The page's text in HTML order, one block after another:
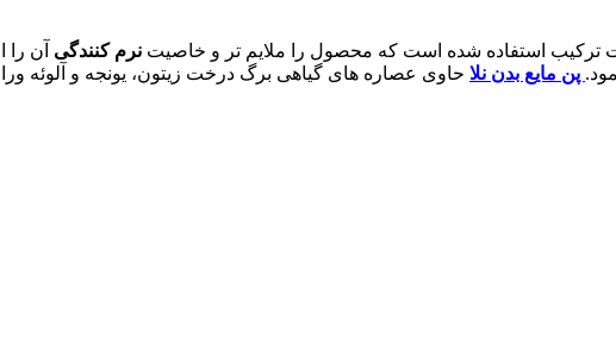
ترکیب استفاده شده است که محصول را ملایم تر و خاصیت نرم کنندگی آن
پن مایع بدن نلا حاوی عصاره های گیاهی برگ درخت زیتون، یونجه و آلوئه